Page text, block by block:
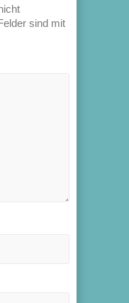
sind mit